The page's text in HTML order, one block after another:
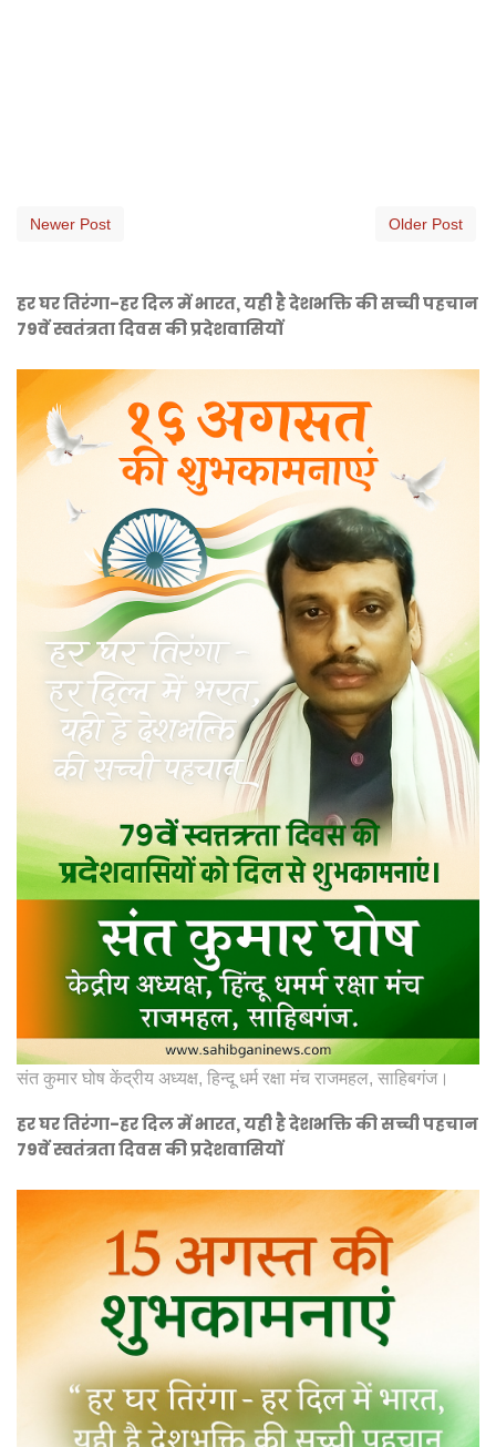
Newer Post Older Post
हर घर तिरंगा-हर दिल में भारत, यही है देशभक्ति की सच्ची पहचान
79वें स्वतंत्रता दिवस की प्रदेशवासियों
संत कुमार घोष केंद्रीय अध्यक्ष, हिन्दू धर्म रक्षा मंच राजमहल, साहिबगंज।
हर घर तिरंगा-हर दिल में भारत, यही है देशभक्ति की सच्ची पहचान
79वें स्वतंत्रता दिवस की प्रदेशवासियों